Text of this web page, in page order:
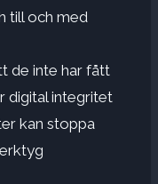
till och med
de inte har fått
digital integritet
kan stoppa